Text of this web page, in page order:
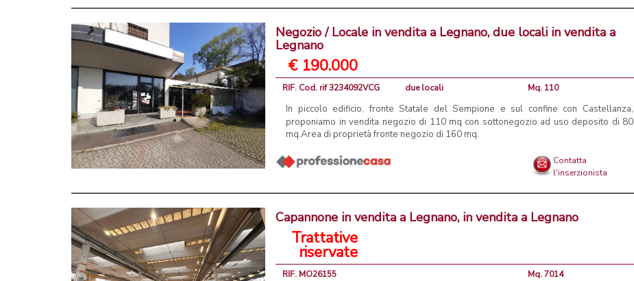
Negozio / Locale in vendita a Legnano, due locali in vendita a
Legnano
€ 190.000
RIF. Cod. rif 3234092VCG due locali Mq. 110
In piccolo edificio, fronte Statale del Sempione e sul confine con Castellanza,
proponiamo in vendita negozio di 110 mq con sottonegozio ad uso deposito di 80
mq.Area di proprietà fronte negozio di 160 mq.
Contatta
l'inserzionista
Capannone in vendita a Legnano, in vendita a Legnano
Trattative
riservate
RIF. MO26155 Mq. 7014